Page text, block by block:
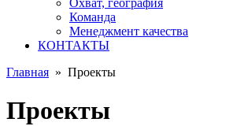
Охват, география
Команда
Менеджмент качества
КОНТАКТЫ
Главная » Проекты
Проекты